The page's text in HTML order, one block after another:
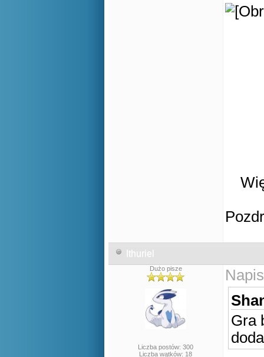
Ithuriel
Dużo pisze
Liczba postów: 300
Liczba wątków: 18
Gra